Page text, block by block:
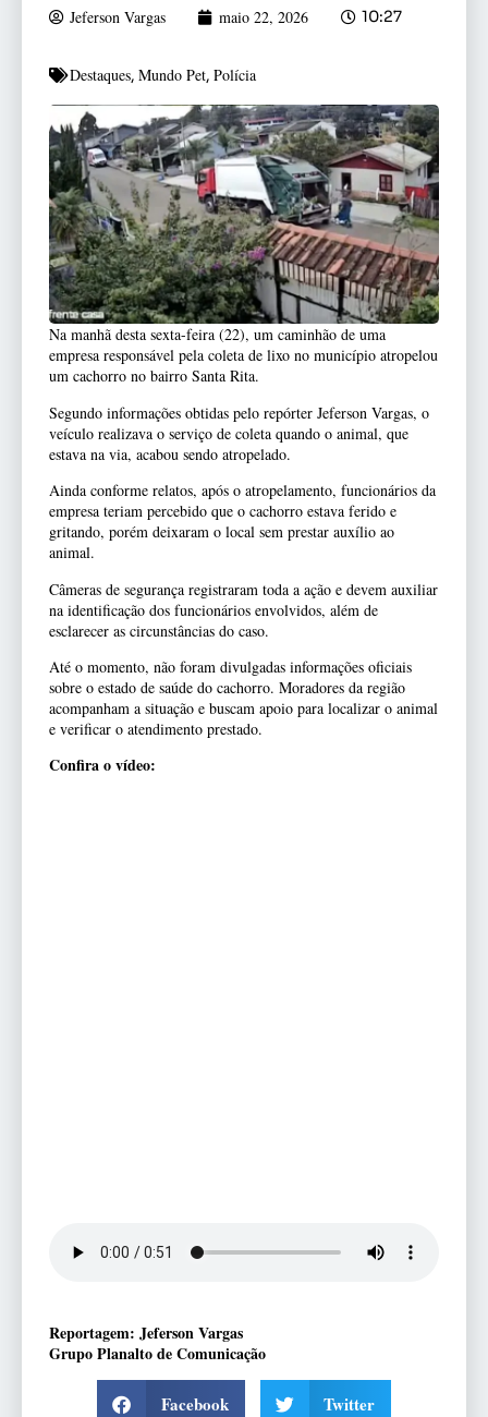
Jeferson Vargas maio 22, 2026 10:27
Destaques, Mundo Pet, Polícia
Na manhã desta sexta-feira (22), um caminhão de uma
empresa responsável pela coleta de lixo no município atropelou
um cachorro no bairro Santa Rita.
Segundo informações obtidas pelo repórter Jeferson Vargas, o
veículo realizava o serviço de coleta quando o animal, que
estava na via, acabou sendo atropelado.
Ainda conforme relatos, após o atropelamento, funcionários da
empresa teriam percebido que o cachorro estava ferido e
gritando, porém deixaram o local sem prestar auxílio ao
animal.
Câmeras de segurança registraram toda a ação e devem auxiliar
na identificação dos funcionários envolvidos, além de
esclarecer as circunstâncias do caso.
Até o momento, não foram divulgadas informações oficiais
sobre o estado de saúde do cachorro. Moradores da região
acompanham a situação e buscam apoio para localizar o animal
e verificar o atendimento prestado.
Confira o vídeo:
Reportagem: Jeferson Vargas
Grupo Planalto de Comunicação
Facebook Twitter